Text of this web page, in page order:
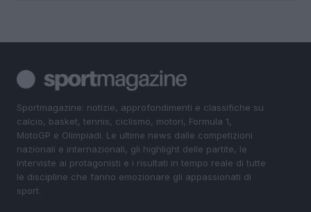
Sportmagazine: notizie, approfondimenti e classifiche su
calcio, basket, tennis, ciclismo, motori, Formula 1,
MotoGP e Olimpiadi. Le ultime news dalle competizioni
nazionali e internazionali, gli highlight delle partite, le
interviste ai protagonisti e i risultati in tempo reale di tutte
le discipline che fanno emozionare gli appassionati di
sport.